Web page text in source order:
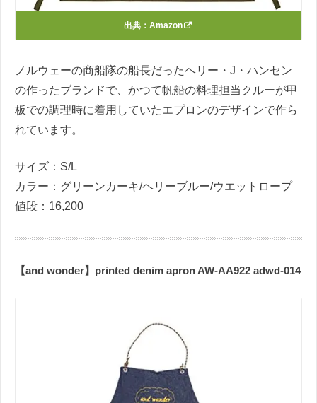
出典： Amazon
ノルウェーの商船隊の船長だったヘリー・J・ハンセン
の作ったブランドで、かつて帆船の料理担当クルーが甲
板での調理時に着用していたエプロンのデザインで作ら
れています。
サイズ：S/L
カラー：グリーンカーキ/ヘリーブルー/ウエットロープ
値段：16,200
【and wonder】printed denim apron AW-AA922 adwd-014